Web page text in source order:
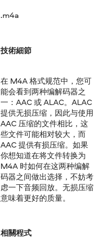
.m4a
技術細節
在 M4A 格式规范中，您可
能会看到两种编解码器之
一：AAC 或 ALAC。ALAC
提供无损压缩，因此与使用
AAC 压缩的文件相比，这
些文件可能相对较大，而
AAC 提供有损压缩。如果
你想知道在将文件转换为
M4A 时如何在这两种编解
码器之间做出选择，不妨考
虑一下音频回放。无损压缩
意味着更好的质量。
相關程式